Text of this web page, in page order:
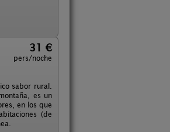
31 €
pers/noche
sabor rural.
es un
en los que
(de